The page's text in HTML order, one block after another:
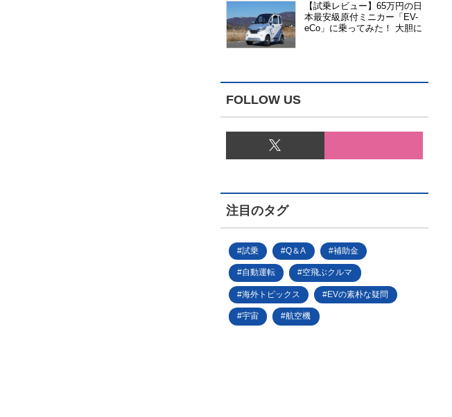
【試乗レビュー】65万円の日
本最安級原付ミニカー「EV-
eCo」に乗ってみた！ 大胆に
FOLLOW US
注目のタグ
試乗 Q＆A 補助金
自動運転 空飛ぶクルマ
海外トピックス EVの素朴な疑問
宇宙 航空機